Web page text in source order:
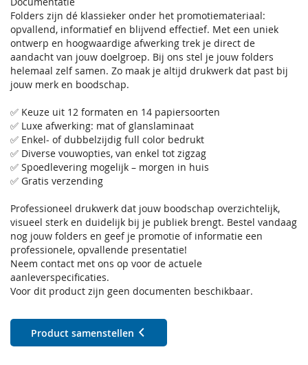
Folders zijn dé klassieker onder het promotiemateriaal:
opvallend, informatief en blijvend effectief. Met een uniek
ontwerp en hoogwaardige afwerking trek je direct de
aandacht van jouw doelgroep. Bij ons stel je jouw folders
helemaal zelf samen. Zo maak je altijd drukwerk dat past bij
jouw merk en boodschap.
✅ Keuze uit 12 formaten en 14 papiersoorten
✅ Luxe afwerking: mat of glanslaminaat
✅ Enkel- of dubbelzijdig full color bedrukt
✅ Diverse vouwopties, van enkel tot zigzag
✅ Spoedlevering mogelijk – morgen in huis
✅ Gratis verzending
Professioneel drukwerk dat jouw boodschap overzichtelijk,
visueel sterk en duidelijk bij je publiek brengt. Bestel vandaag
nog jouw folders en geef je promotie of informatie een
professionele, opvallende presentatie!
Neem contact met ons op voor de actuele
aanleverspecificaties.
Voor dit product zijn geen documenten beschikbaar.
Product samenstellen